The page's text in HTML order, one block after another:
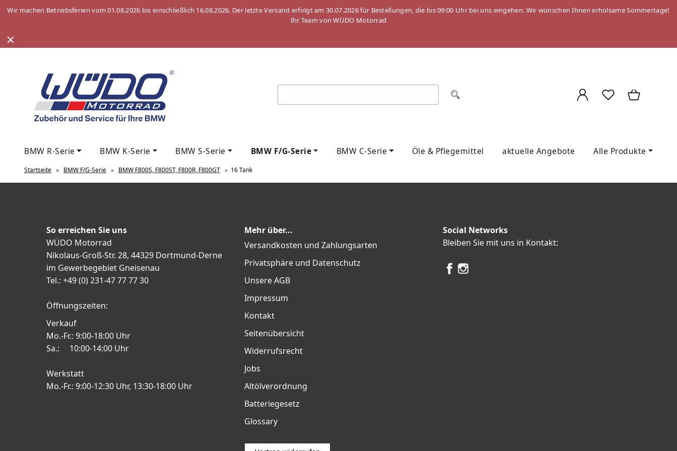
Wir machen Betriebsferien vom 01.08.2026 bis einschließlich 16.08.2026. Der letzte Versand erfolgt am 30.07.2026 für Bestellungen, die bis 09:00 Uhr bei uns eingehen. Wir wünschen Ihnen erholsame Sommertage!
Ihr Team von WÜDO Motorrad
BMW R-Serie BMW K-Serie BMW S-Serie BMW F/G-Serie BMW C-Serie Öle & Pflegemittel aktuelle Angebote Alle Produkte
Startseite » BMW F/G-Serie » BMW F800S, F800ST, F800R, F800GT » 16 Tank
So erreichen Sie uns
WÜDO Motorrad
Nikolaus-Groß-Str. 28, 44329 Dortmund-Derne
im Gewerbegebiet Gneisenau
Tel.: +49 (0) 231-47 77 77 30
Öffnungszeiten:
Verkauf
Mo.-Fr.: 9:00-18:00 Uhr
Sa.: 10:00-14:00 Uhr
Werkstatt
Mo.-Fr.: 9:00-12:30 Uhr, 13:30-18:00 Uhr
Mehr über...
Versandkosten und Zahlungsarten
Privatsphäre und Datenschutz
Unsere AGB
Impressum
Kontakt
Seitenübersicht
Widerrufsrecht
Jobs
Altölverordnung
Batteriegesetz
Glossary
Social Networks
Bleiben Sie mit uns in Kontakt: